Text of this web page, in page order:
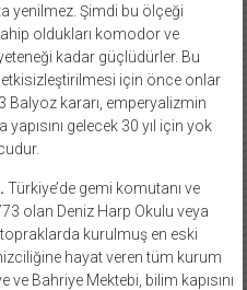
yenilmez. Şimdi bu ölçeği
oldukları komodor ve
kadar güçlüdürler. Bu
için önce onlar
Balyoz kararı, emperyalizmin
gelecek 30 yıl için yok
Türkiye’de gemi komutanı ve
olan Deniz Harp Okulu veya
kurulmuş en eski
hayat veren tüm kurum
Bahriye Mektebi, bilim kapısını